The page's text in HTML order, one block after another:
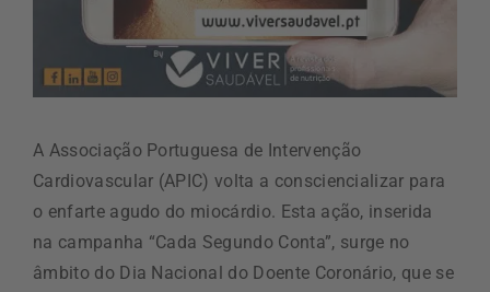
A Associação Portuguesa de Intervenção
Cardiovascular (APIC) volta a consciencializar para
o enfarte agudo do miocárdio. Esta ação, inserida
na campanha “Cada Segundo Conta”, surge no
âmbito do Dia Nacional do Doente Coronário, que se